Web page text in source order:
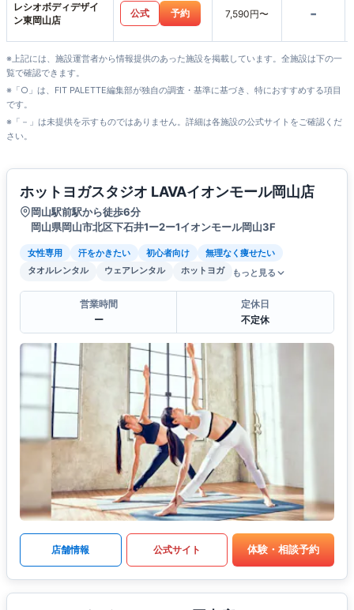
レシオボディデザイ
ン東岡山店
公式 予約 7,590円〜 -
※上記には、施設運営者から情報提供のあった施設を掲載しています。全施設は下の一
覧で確認できます。
※「○」は、FIT PALETTE編集部が独自の調査・基準に基づき、特におすすめする項目
です。
※「－」は未提供を示すものではありません。詳細は各施設の公式サイトをご確認くだ
さい。
ホットヨガスタジオ LAVAイオンモール岡山店
岡山駅前駅から徒歩6分
岡山県岡山市北区下石井1ー2ー1イオンモール岡山3F
女性専用 汗をかきたい 初心者向け
無理なく痩せたい
タオルレンタル
ウェアレンタル ホットヨガ もっと見る
営業時間
ー
定休日
不定休
店舗情報 公式サイト 体験・相談予約